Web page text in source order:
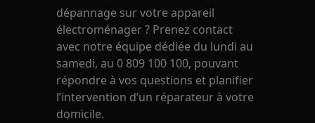
dépannage sur votre appareil
électroménager ? Prenez contact
avec notre équipe dédiée du lundi au
samedi, au 0 809 100 100, pouvant
répondre à vos questions et planifier
l’intervention d’un réparateur à votre
domicile.